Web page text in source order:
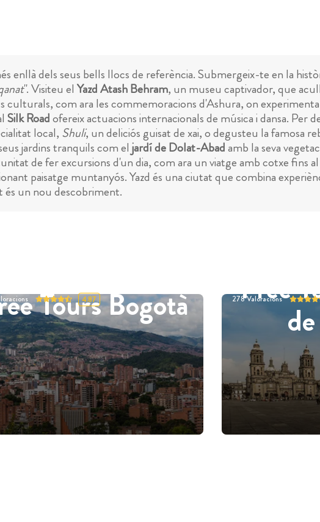
enllà dels seus bells llocs de referència. Submergeix-te en la
". Visiteu el Yazd Atash Behram, un museu captivador, que
culturals, com ara les commemoracions d'Ashura, on
Silk Roadofereix actuacions internacionals de música i dansa. Per
local, Shuli, un deliciós guisat de xai, o degusteu la famosa
jardins tranquils com el jardí de Dolat-Abadamb la seva
de fer excursions d'un dia, com ara un viatge amb cotxe fins al
paisatge muntanyós. Yazd és una ciutat que combina
un nou descobriment.
Tours Bogotà
4.87 Free
278Valoracions